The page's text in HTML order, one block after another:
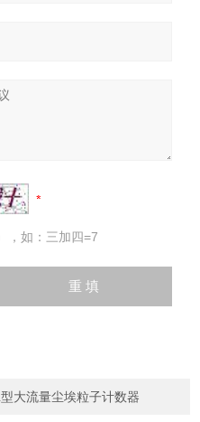
，如：三加四=7
大流量尘埃粒子计数器